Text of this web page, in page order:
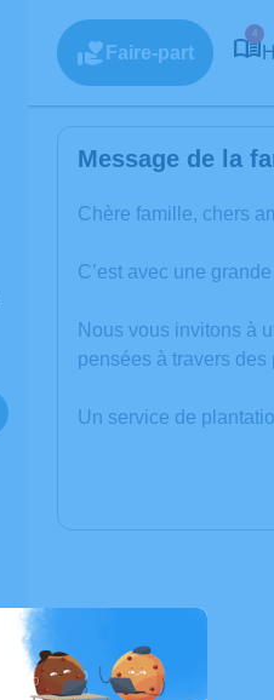
Faire-part
4
Message de la
Chère famille, chers
C’est avec une
Nous vous invitons à
pensées à travers
Un service de